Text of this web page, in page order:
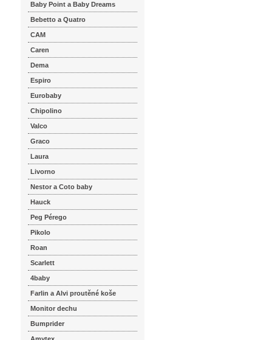
Baby Point a Baby Dreams
Bebetto a Quatro
CAM
Caren
Dema
Espiro
Eurobaby
Chipolino
Valco
Graco
Laura
Livorno
Nestor a Coto baby
Hauck
Peg Pérego
Pikolo
Roan
Scarlett
4baby
Farlin a Alvi proutěné koše
Monitor dechu
Bumprider